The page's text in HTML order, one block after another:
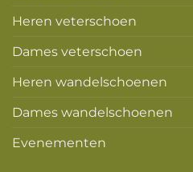
Heren veterschoen
Dames veterschoen
Heren wandelschoenen
Dames wandelschoenen
Evenementen